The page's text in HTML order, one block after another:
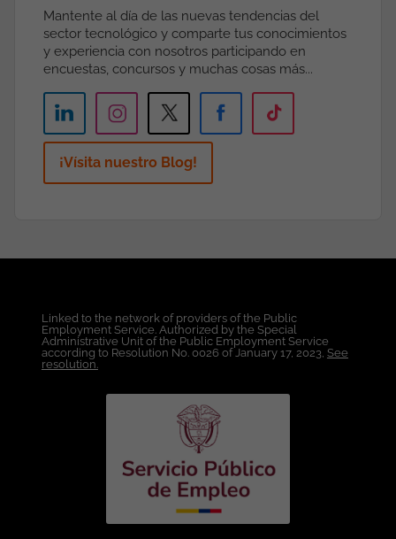
Mantente al día de las nuevas tendencias del
sector tecnológico y comparte tus conocimientos
y experiencia con nosotros participando en
encuestas, concursos y muchas cosas más...
¡Vísita nuestro Blog!
Linked to the network of providers of the Public
Employment Service. Authorized by the Special
Administrative Unit of the Public Employment Service
according to Resolution No. 0026 of January 17, 2023, See
resolution.